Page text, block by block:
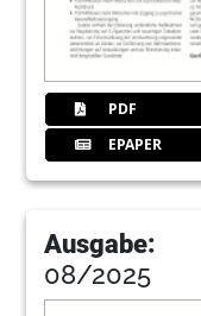
PDF
EPAPER
Ausgabe:
08/2025